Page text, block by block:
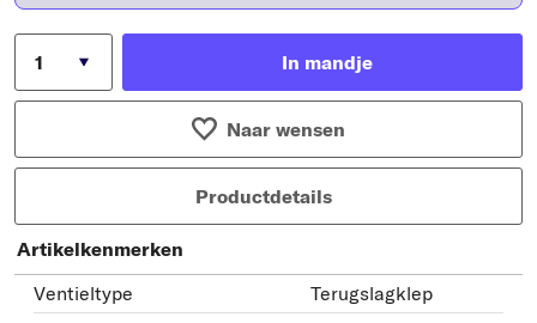
In mandje
Naar wensen
Productdetails
Artikelkenmerken
Ventieltype
Terugslagklep